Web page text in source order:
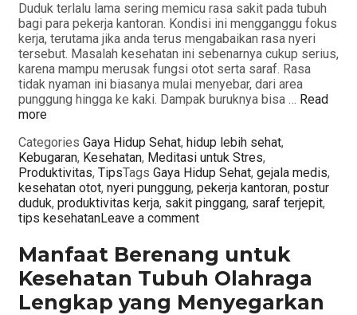
Duduk terlalu lama sering memicu rasa sakit pada tubuh
bagi para pekerja kantoran. Kondisi ini mengganggu fokus
kerja, terutama jika anda terus mengabaikan rasa nyeri
tersebut. Masalah kesehatan ini sebenarnya cukup serius,
karena mampu merusak fungsi otot serta saraf. Rasa
tidak nyaman ini biasanya mulai menyebar, dari area
punggung hingga ke kaki. Dampak buruknya bisa … Read
more
Categories Gaya Hidup Sehat, hidup lebih sehat,
Kebugaran, Kesehatan, Meditasi untuk Stres,
Produktivitas, TipsTags Gaya Hidup Sehat, gejala medis,
kesehatan otot, nyeri punggung, pekerja kantoran, postur
duduk, produktivitas kerja, sakit pinggang, saraf terjepit,
tips kesehatanLeave a comment
Manfaat Berenang untuk
Kesehatan Tubuh Olahraga
Lengkap yang Menyegarkan